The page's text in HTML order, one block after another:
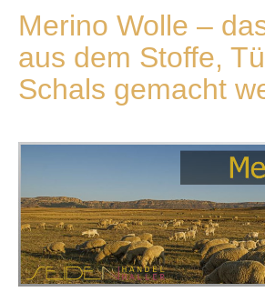
Merino Wolle –
aus dem Stoffe,
Schals gemacht